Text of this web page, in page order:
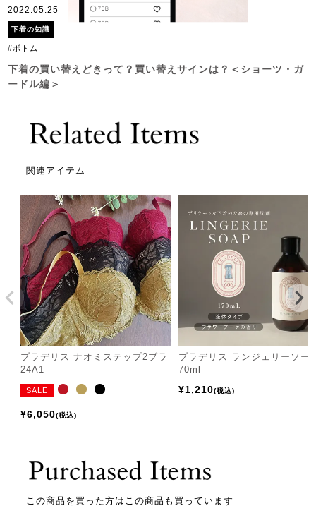
2022.05.25
下着の知識
#ボトム
下着の買い替えどきって？買い替えサインは？＜ショーツ・ガ
ードル編＞
関連アイテム
ブラデリス ナオミステップ2ブラ
24A1
SALE
¥6,050 税込
ブラデリス ランジェリーソー
70ml
¥1,210 税込
この商品を買った方はこの商品も買っています